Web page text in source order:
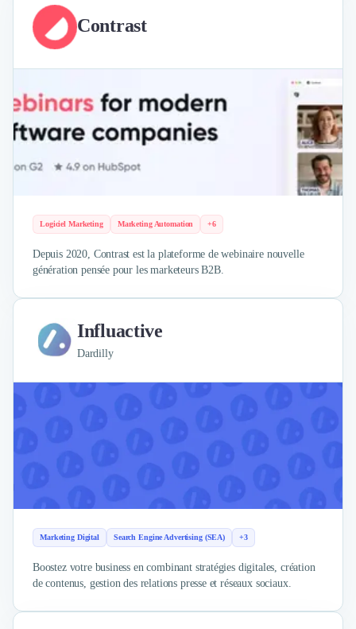
Contrast
Logiciel Marketing Marketing Automation +6
Depuis 2020, Contrast est la plateforme de webinaire nouvelle
génération pensée pour les marketeurs B2B.
Influactive
Dardilly
Marketing Digital Search Engine Advertising (SEA) +3
Boostez votre business en combinant stratégies digitales, création
de contenus, gestion des relations presse et réseaux sociaux.